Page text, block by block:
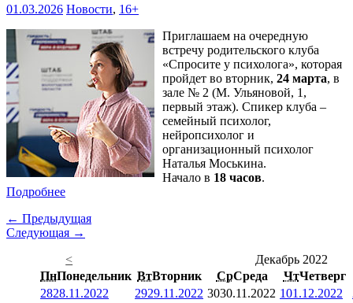
01.03.2026 Новости, 16+
Приглашаем на очередную
встречу родительского клуба
«Спросите у психолога», которая
пройдет во вторник, 24 марта, в
зале № 2 (М. Ульяновой, 1,
первый этаж). Спикер клуба –
семейный психолог,
нейропсихолог и
организационный психолог
Наталья Моськина.
Начало в 18 часов.
Подробнее
← Предыдущая
Следующая →
<
Декабрь 2022
ПнПонедельник ВтВторник СрСреда ЧтЧетверг
2828.11.2022 2929.11.2022 3030.11.2022 101.12.2022